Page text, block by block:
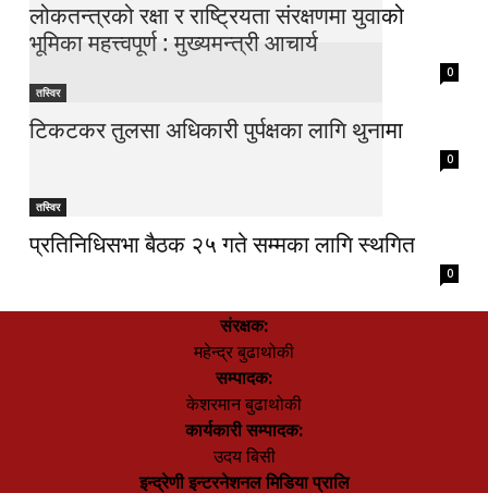
लोकतन्त्रको रक्षा र राष्ट्रियता संरक्षणमा युवाको
भूमिका महत्त्वपूर्ण : मुख्यमन्त्री आचार्य
0
तस्विर
टिकटकर तुलसा अधिकारी पुर्पक्षका लागि थुनामा
0
तस्विर
प्रतिनिधिसभा बैठक २५ गते सम्मका लागि स्थगित
0
संरक्षक:
महेन्द्र बुढाथोकी
सम्पादक:
केशरमान बुढाथोकी
कार्यकारी सम्पादक:
उदय बिसी
इन्द्रेणी इन्टरनेशनल मिडिया प्रालि